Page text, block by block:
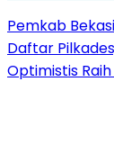
Pemkab
Daftar
Optimistis